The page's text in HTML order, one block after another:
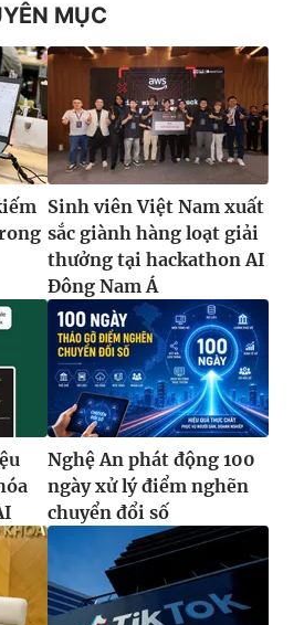
MỤC
Sinh viên Việt Nam xuất
sắc giành hàng loạt giải
thưởng tại hackathon AI
Đông Nam Á
Nghệ An phát động 100
ngày xử lý điểm nghẽn
chuyển đổi số